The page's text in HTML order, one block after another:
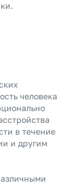
человека
в течение
и другим